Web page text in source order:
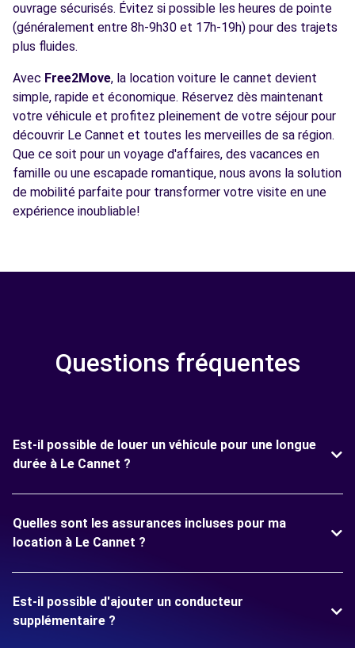
ouvrage sécurisés. Évitez si possible les heures de pointe
(généralement entre 8h-9h30 et 17h-19h) pour des trajets
plus fluides.
Avec Free2Move, la location voiture le cannet devient
simple, rapide et économique. Réservez dès maintenant
votre véhicule et profitez pleinement de votre séjour pour
découvrir Le Cannet et toutes les merveilles de sa région.
Que ce soit pour un voyage d'affaires, des vacances en
famille ou une escapade romantique, nous avons la solution
de mobilité parfaite pour transformer votre visite en une
expérience inoubliable!
Questions fréquentes
Est-il possible de louer un véhicule pour une longue
durée à Le Cannet ?
Quelles sont les assurances incluses pour ma
location à Le Cannet ?
Est-il possible d'ajouter un conducteur
supplémentaire ?